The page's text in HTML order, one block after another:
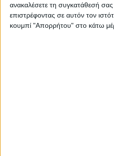
ανακαλέσετε τη συγκατάθεσή
επιστρέφοντας σε αυτόν τον
κουμπί "Απορρήτου" στο κάτω